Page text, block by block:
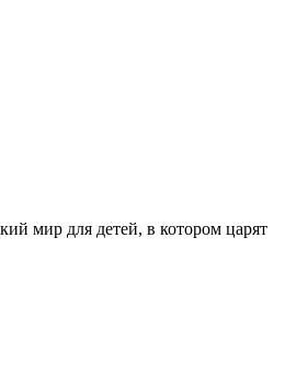
мир для детей, в котором царят